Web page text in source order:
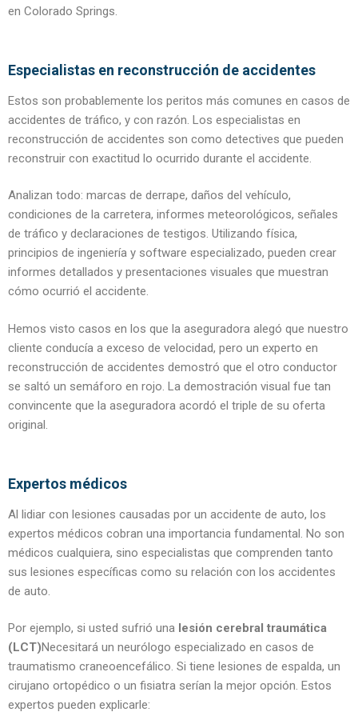
en Colorado Springs.
Especialistas en reconstrucción de accidentes
Estos son probablemente los peritos más comunes en casos de
accidentes de tráfico, y con razón. Los especialistas en
reconstrucción de accidentes son como detectives que pueden
reconstruir con exactitud lo ocurrido durante el accidente.
Analizan todo: marcas de derrape, daños del vehículo,
condiciones de la carretera, informes meteorológicos, señales
de tráfico y declaraciones de testigos. Utilizando física,
principios de ingeniería y software especializado, pueden crear
informes detallados y presentaciones visuales que muestran
cómo ocurrió el accidente.
Hemos visto casos en los que la aseguradora alegó que nuestro
cliente conducía a exceso de velocidad, pero un experto en
reconstrucción de accidentes demostró que el otro conductor
se saltó un semáforo en rojo. La demostración visual fue tan
convincente que la aseguradora acordó el triple de su oferta
original.
Expertos médicos
Al lidiar con lesiones causadas por un accidente de auto, los
expertos médicos cobran una importancia fundamental. No son
médicos cualquiera, sino especialistas que comprenden tanto
sus lesiones específicas como su relación con los accidentes
de auto.
Por ejemplo, si usted sufrió una lesión cerebral traumática
(LCT)Necesitará un neurólogo especializado en casos de
traumatismo craneoencefálico. Si tiene lesiones de espalda, un
cirujano ortopédico o un fisiatra serían la mejor opción. Estos
expertos pueden explicarle: